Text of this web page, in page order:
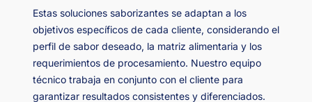
Estas soluciones saborizantes se adaptan a los
objetivos específicos de cada cliente, considerando el
perfil de sabor deseado, la matriz alimentaria y los
requerimientos de procesamiento. Nuestro equipo
técnico trabaja en conjunto con el cliente para
garantizar resultados consistentes y diferenciados.